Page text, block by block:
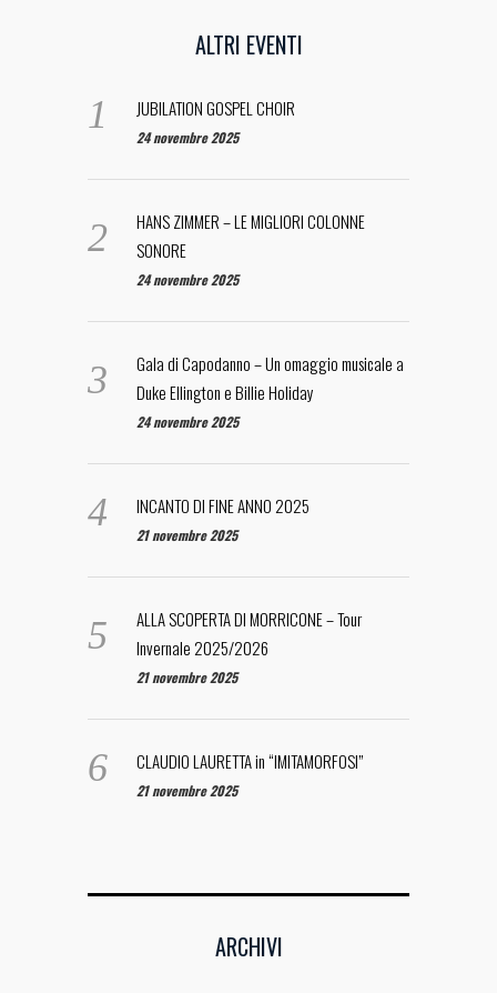
ALTRI EVENTI
JUBILATION GOSPEL CHOIR
24 novembre 2025
HANS ZIMMER – LE MIGLIORI COLONNE
SONORE
24 novembre 2025
Gala di Capodanno – Un omaggio musicale a
Duke Ellington e Billie Holiday
24 novembre 2025
INCANTO DI FINE ANNO 2025
21 novembre 2025
ALLA SCOPERTA DI MORRICONE – Tour
Invernale 2025/2026
21 novembre 2025
CLAUDIO LAURETTA in “IMITAMORFOSI”
21 novembre 2025
ARCHIVI